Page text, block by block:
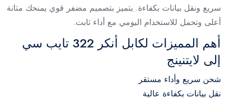
سريع ونقل بيانات بكفاءة. يتميز بتصميم مضفر قوي يمنحك متانة
أعلى وتحمل للاستخدام اليومي مع أداء ثابت.
أهم المميزات لكابل أنكر 322 تايب سي
إلى لايتنينج
شحن سريع وأداء مستقر
نقل بيانات بكفاءة عالية